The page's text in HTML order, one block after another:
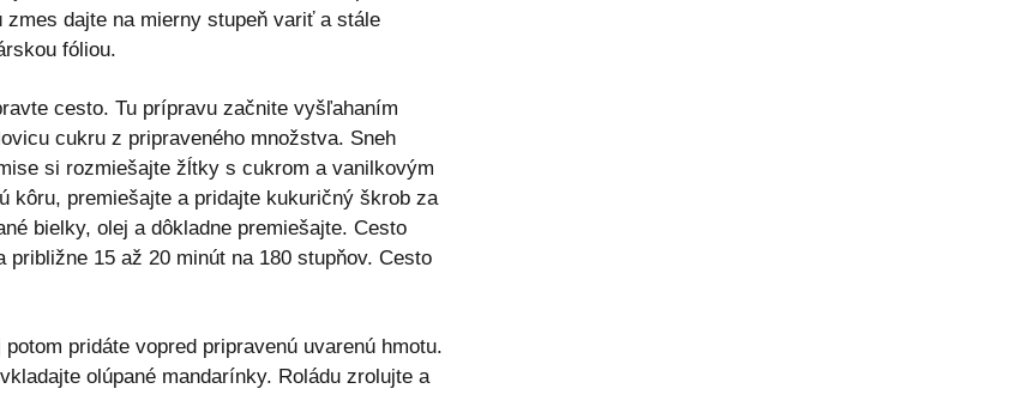
dajte na mierny stupeň variť a stále
fóliou.
cesto. Tu prípravu začnite vyšľahaním
cukru z pripraveného množstva. Sneh
si rozmiešajte žĺtky s cukrom a vanilkovým
kôru, premiešajte a pridajte kukuričný škrob za
bielky, olej a dôkladne premiešajte. Cesto
15 až 20 minút na 180 stupňov. Cesto
pridáte vopred pripravenú uvarenú hmotu.
olúpané mandarínky. Roládu zrolujte a